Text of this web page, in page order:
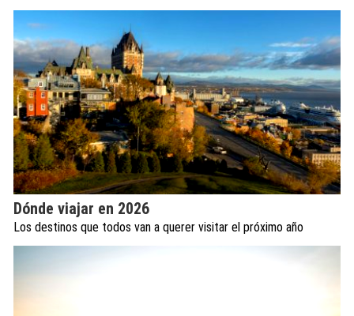
Dónde viajar en 2026
Los destinos que todos van a querer visitar el próximo año